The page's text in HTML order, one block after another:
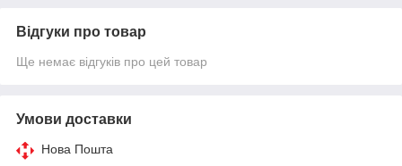
Відгуки про товар
Ще немає відгуків про цей товар
Умови доставки
Нова Пошта